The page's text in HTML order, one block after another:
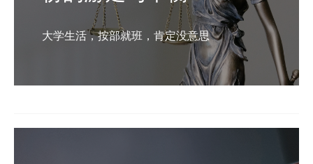
大学生活，按部就班，肯定没意思